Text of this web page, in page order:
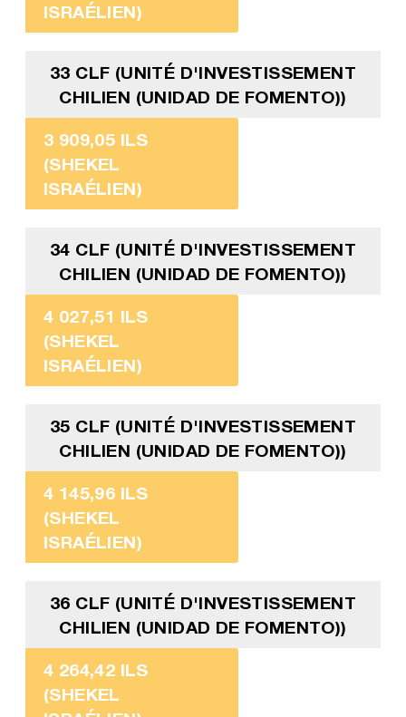
ISRAÉLIEN)
33 CLF (UNITÉ D'INVESTISSEMENT
CHILIEN (UNIDAD DE FOMENTO))
3 909,05 ILS
(SHEKEL
ISRAÉLIEN)
34 CLF (UNITÉ D'INVESTISSEMENT
CHILIEN (UNIDAD DE FOMENTO))
4 027,51 ILS
(SHEKEL
ISRAÉLIEN)
35 CLF (UNITÉ D'INVESTISSEMENT
CHILIEN (UNIDAD DE FOMENTO))
4 145,96 ILS
(SHEKEL
ISRAÉLIEN)
36 CLF (UNITÉ D'INVESTISSEMENT
CHILIEN (UNIDAD DE FOMENTO))
4 264,42 ILS
(SHEKEL